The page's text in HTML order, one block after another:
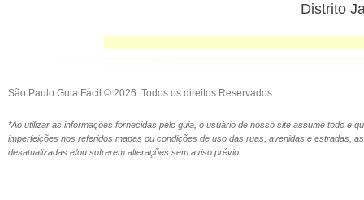
Distrito
São Paulo Guia Fácil © 2026. Todos os direitos Reservados
*Ao utilizar as informações fornecidas pelo guia, o usuário de nosso site assume todo e
imperfeições nos referidos mapas ou condições de uso das ruas, avenidas e estradas,
desatualizadas e/ou sofrerem alterações sem aviso prévio.